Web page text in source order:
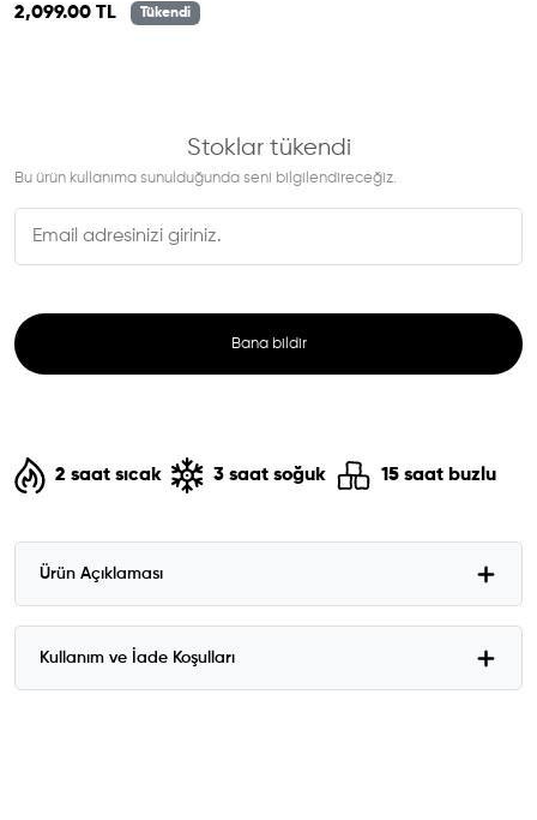
2,099.00 TL Tükendi
Stoklar tükendi
Bu ürün kullanıma sunulduğunda seni bilgilendireceğiz.
Bana bildir
2 saat sıcak 3 saat soğuk 15 saat buzlu
Ürün Açıklaması
Kullanım ve İade Koşulları